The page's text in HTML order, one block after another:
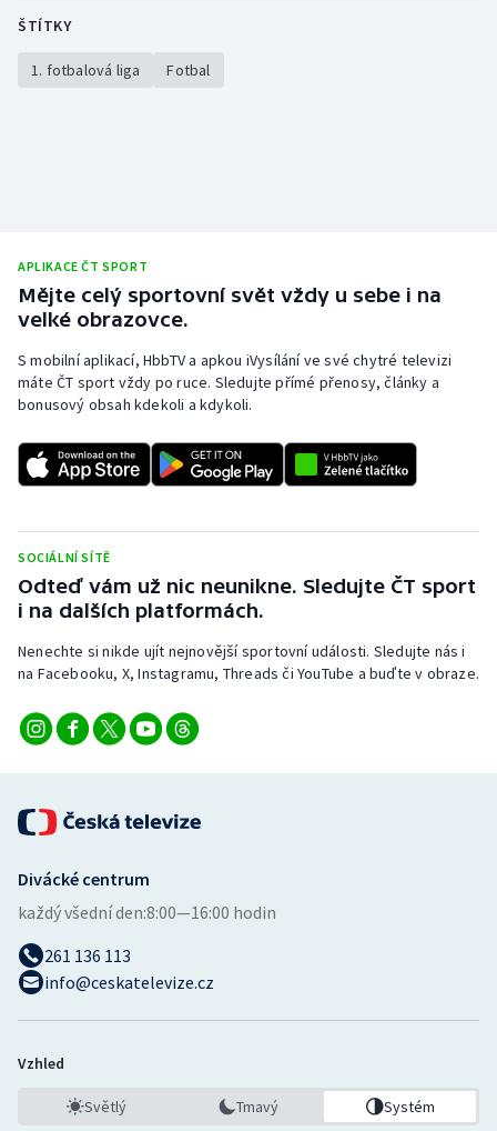
ŠTÍTKY
1. fotbalová liga Fotbal
APLIKACE ČT SPORT
Mějte celý sportovní svět vždy u sebe i na
velké obrazovce.
S mobilní aplikací, HbbTV a apkou iVysílání ve své chytré televizi
máte ČT sport vždy po ruce. Sledujte přímé přenosy, články a
bonusový obsah kdekoli a kdykoli.
SOCIÁLNÍ SÍTĚ
Odteď vám už nic neunikne. Sledujte ČT sport
i na dalších platformách.
Nenechte si nikde ujít nejnovější sportovní události. Sledujte nás i
na Facebooku, X, Instagramu, Threads či YouTube a buďte v obraze.
Divácké centrum
každý všední den:8:00—16:00 hodin
261 136 113
info@ceskatelevize.cz
Vzhled
Světlý Tmavý Systém